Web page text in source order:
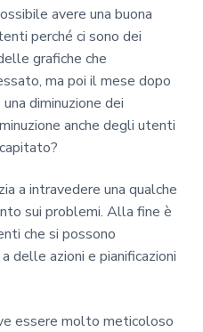
avere una buona
perché ci sono dei
grafiche che
ma poi il mese dopo
diminuzione dei
anche degli utenti
a intravedere una qualche
sui problemi. Alla fine è
che si possono
delle azioni e pianificazioni
essere molto meticoloso